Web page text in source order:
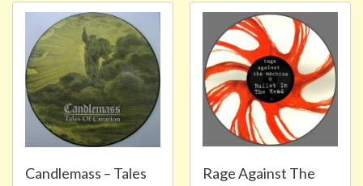
Candlemass ‎– Tales
Rage Against The